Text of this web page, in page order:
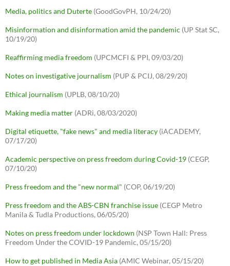
Media, politics and Duterte (GoodGovPH, 10/24/20)
Misinformation and disinformation amid the pandemic (UP Stat SC,
10/19/20)
Reaffirming media freedom (UPCMCFI & PPI, 09/03/20)
Notes on investigative journalism (PUP & PCIJ, 08/29/20)
Ethical journalism (UPLB, 08/10/20)
Making media matter (ADRi, 08/03/2020)
Digital etiquette, "fake news" and media literacy (iACADEMY,
07/17/20)
Academic perspective on press freedom during Covid-19 (CEGP,
07/10/20)
Press freedom and the "new normal" (COP, 06/19/20)
Press freedom and the ABS-CBN franchise issue (CEGP Metro
Manila & Tudla Productions, 06/05/20)
Notes on press freedom under lockdown (NSP Town Hall: Press
Freedom Under the COVID-19 Pandemic, 05/15/20)
How to get published in Media Asia (AMIC Webinar, 05/15/20)